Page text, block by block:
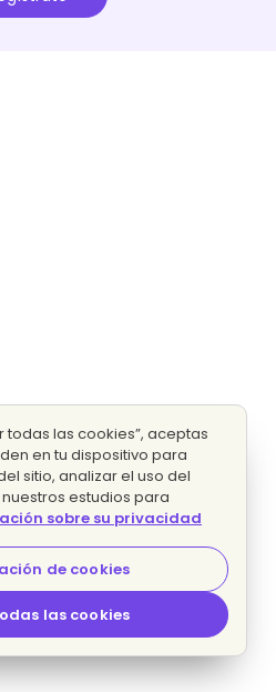
todas las cookies”, aceptas
en tu dispositivo para
sitio, analizar el uso del
estudios para
sobre su privacidad
de cookies
las cookies